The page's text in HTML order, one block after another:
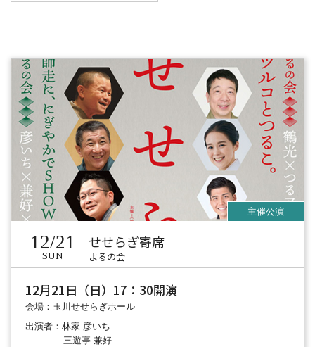
12/21
SUN
せせらぎ寄席
よるの会
12月21日（日）17：30開演
会場：玉川せせらぎホール
出演者：林家 彦いち
三遊亭 兼好